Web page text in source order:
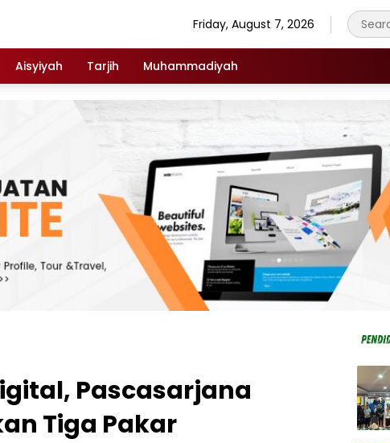
Friday, August 7, 2026
Aisyiyah Tarjih Muhammadiyah
Pascasarjana
Tiga Pakar